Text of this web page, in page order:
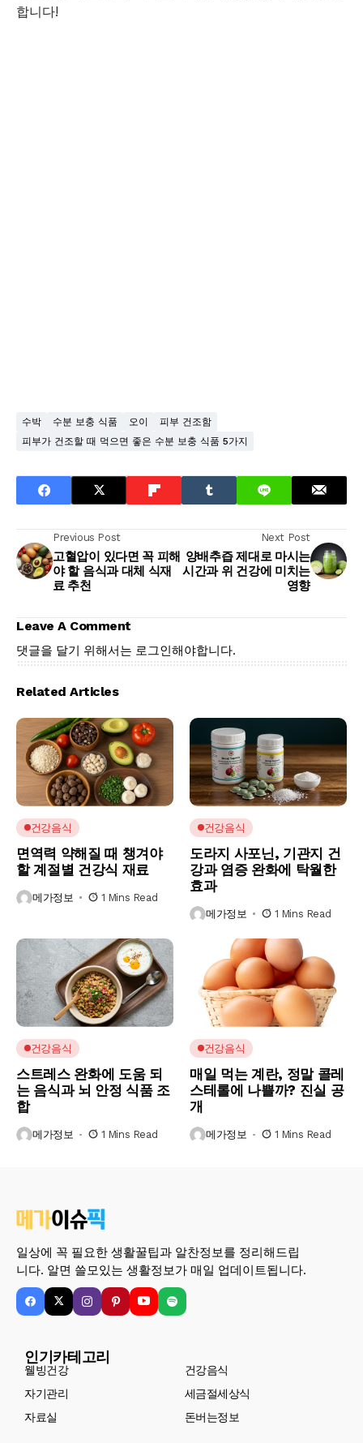
합니다!
수박 수분 보충 식품 오이
피부 건조함
피부가 건조할 때 먹으면 좋은 수분 보충 식품 5가지
Previous Post
고혈압이 있다면 꼭 피해
야 할 음식과 대체 식재
료 추천
Next Post
양배추즙 제대로 마시는
시간과 위 건강에 미치는
영향
Leave A Comment
댓글을 달기 위해서는 로그인해야합니다.
Related Articles
건강음식
면역력 약해질 때 챙겨야
할 계절별 건강식 재료
메가정보 1 Mins Read
건강음식
도라지 사포닌, 기관지 건
강과 염증 완화에 탁월한
효과
메가정보 1 Mins Read
건강음식
스트레스 완화에 도움 되
는 음식과 뇌 안정 식품 조
합
메가정보 1 Mins Read
건강음식
매일 먹는 계란, 정말 콜레
스테롤에 나쁠까? 진실 공
개
메가정보 1 Mins Read
일상에 꼭 필요한 생활꿀팁과 알찬정보를 정리해드립
니다. 알면 쓸모있는 생활정보가 매일 업데이트됩니다.
인기카테고리
웰빙건강
건강음식
자기관리
세금절세상식
자료실
돈버는정보